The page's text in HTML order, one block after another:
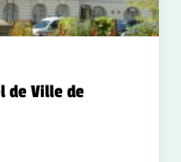
de Ville de